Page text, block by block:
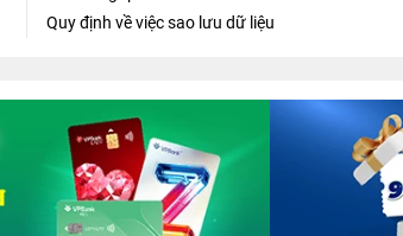
Quy định về việc sao lưu dữ liệu